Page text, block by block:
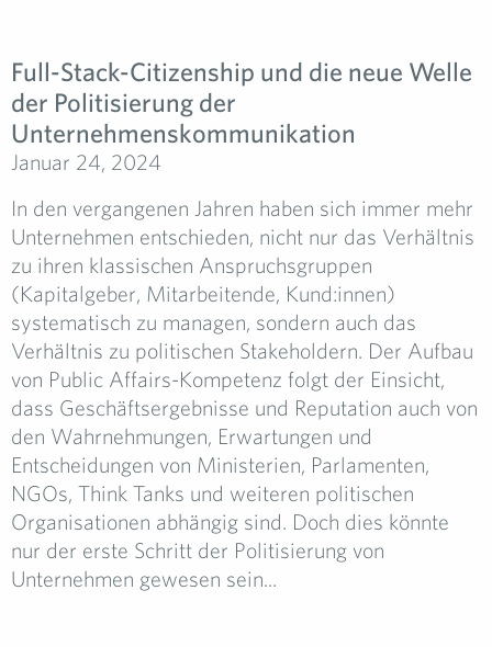
Full-Stack-Citizenship und die neue Welle
der Politisierung der
Unternehmenskommunikation
Januar 24, 2024
In den vergangenen Jahren haben sich immer mehr
Unternehmen entschieden, nicht nur das Verhältnis
zu ihren klassischen Anspruchsgruppen
(Kapitalgeber, Mitarbeitende, Kund:innen)
systematisch zu managen, sondern auch das
Verhältnis zu politischen Stakeholdern. Der Aufbau
von Public Affairs-Kompetenz folgt der Einsicht,
dass Geschäftsergebnisse und Reputation auch von
den Wahrnehmungen, Erwartungen und
Entscheidungen von Ministerien, Parlamenten,
NGOs, Think Tanks und weiteren politischen
Organisationen abhängig sind. Doch dies könnte
nur der erste Schritt der Politisierung von
Unternehmen gewesen sein...